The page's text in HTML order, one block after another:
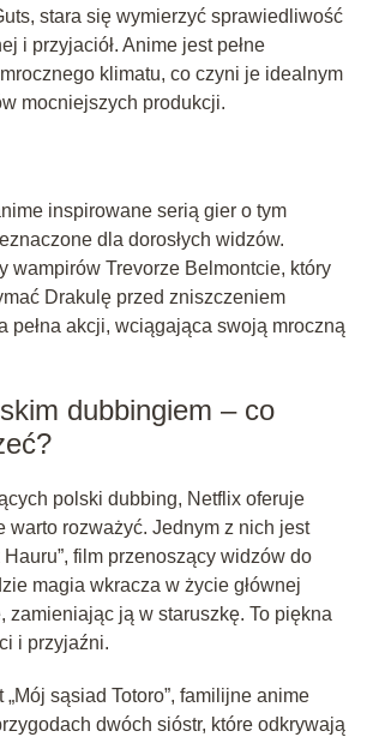
stara się wymierzyć sprawiedliwość
i przyjaciół. Anime jest pełne
klimatu, co czyni je idealnym
mocniejszych produkcji.
inspirowane serią gier o tym
dla dorosłych widzów.
wampirów Trevorze Belmontcie, który
Drakulę przed zniszczeniem
pełna akcji, wciągająca swoją mroczną
dubbingiem – co
polski dubbing, Netflix oferuje
warto rozważyć. Jednym z nich jest
Hauru”, film przenoszący widzów do
magia wkracza w życie głównej
zamieniając ją w staruszkę. To piękna
i przyjaźni.
„Mój sąsiad Totoro”, familijne anime
dwóch sióstr, które odkrywają